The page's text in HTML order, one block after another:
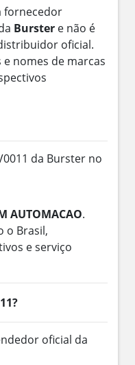
fornecedor
Burster e não é
oficial.
nomes de marcas
da Burster no
AUTOMACAO.
o Brasil,
e serviço
oficial da